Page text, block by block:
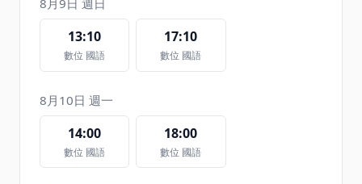
13:10
數位 國語
17:10
數位 國語
8月10日 週一
14:00
數位 國語
18:00
數位 國語